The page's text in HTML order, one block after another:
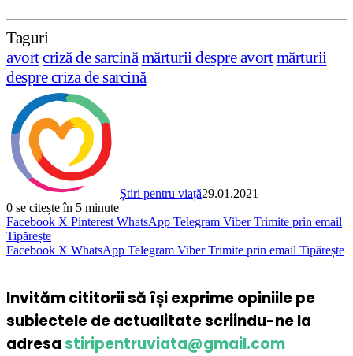
Taguri
avortcriză de sarcină mărturii despre avort mărturii
despre criza de sarcină
Știri pentru viață29.01.2021
0 se citește în 5 minute
Facebook X Pinterest WhatsApp Telegram Viber Trimite prin email
Tipărește
Facebook X WhatsApp Telegram Viber Trimite prin email Tipărește
Invităm cititorii să își exprime opiniile pe
subiectele de actualitate scriindu-ne la
adresastiripentruviata@gmail.com